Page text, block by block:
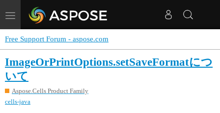
Toggle
navigation
Free Support Forum - aspose.com
ImageOrPrintOptions.setSaveFormatにつ
いて
Aspose.Cells Product Family
cells-java